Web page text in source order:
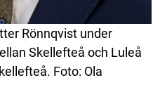
Rönnqvist under
Skellefteå och Luleå
Foto: Ola